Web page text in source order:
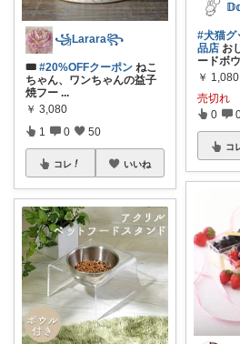
꧁Larara꧂
🎟 #20%OFFクーポン ねこ
ちゃん、ワンちゃんの益子
焼フー ...
￥ 3,080
1 0 50
コレ いいね
#犬猫グ
品店 お
ードボ
￥ 1,080
売切れ
0
コ